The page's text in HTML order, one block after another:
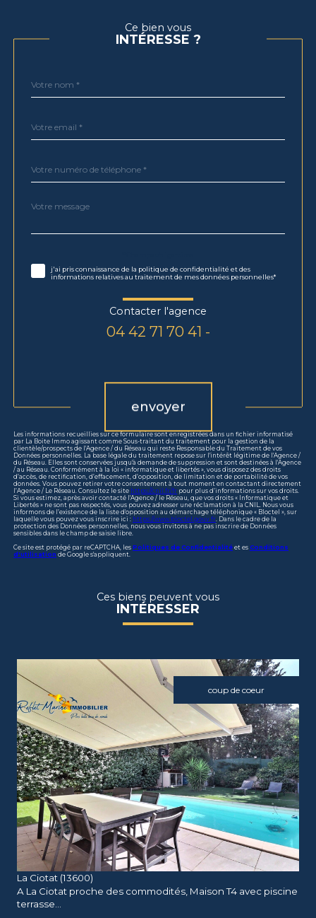
Ce bien vous
INTÉRESSE ?
par
*
*
*
Fieldset
Message
*
j'ai pris connaissance de la politique de confidentialité et des
informations relatives au traitement de mes données personnelles*
Contacter l'agence
04 42 71 70 41 -
envoyer
Les informations recueillies sur ce formulaire sont enregistrées dans un fichier informatisé
par La Boite Immo agissant comme Sous-traitant du traitement pour la gestion de la
clientèle/prospects de l'Agence / du Réseau qui reste Responsable du Traitement de vos
Données personnelles. La base légale du traitement repose sur l'intérêt légitime de l'Agence /
du Réseau. Elles sont conservées jusqu'à demande de suppression et sont destinées à l'Agence
/ au Réseau. Conformément à la loi « informatique et libertés », vous disposez des droits
d’accès, de rectification, d’effacement, d’opposition, de limitation et de portabilité de vos
données. Vous pouvez retirer votre consentement à tout moment en contactant directement
l’Agence / Le Réseau. Consultez le site https://cnil.fr/fr pour plus d’informations sur vos droits.
Si vous estimez, après avoir contacté l'Agence / le Réseau, que vos droits « Informatique et
Libertés » ne sont pas respectés, vous pouvez adresser une réclamation à la CNIL. Nous vous
informons de l’existence de la liste d'opposition au démarchage téléphonique « Bloctel », sur
laquelle vous pouvez vous inscrire ici : https://www.bloctel.gouv.fr. Dans le cadre de la
protection des Données personnelles, nous vous invitons à ne pas inscrire de Données
sensibles dans le champ de saisie libre.
Ce site est protégé par reCAPTCHA, les Politiques de Confidentialité et es Conditions
d'utilisation de Google s'appliquent.
Ces biens peuvent vous
INTÉRESSER
coup de coeur
voir le bien
La Ciotat (13600)
A La Ciotat proche des commodités, Maison T4 avec piscine
terrasse...